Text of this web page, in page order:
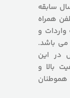
هایومی با بیش از 5 سال سابقه
همراه
و
می باشد.
در این
بالا و
هموطنان